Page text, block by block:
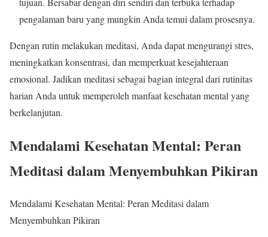
pengalaman baru yang mungkin Anda temui dalam prosesnya.
Dengan rutin melakukan meditasi, Anda dapat mengurangi stres,
meningkatkan konsentrasi, dan memperkuat kesejahteraan
emosional. Jadikan meditasi sebagai bagian integral dari rutinitas
harian Anda untuk memperoleh manfaat kesehatan mental yang
berkelanjutan.
Mendalami Kesehatan Mental: Peran
Meditasi dalam Menyembuhkan Pikiran
Mendalami Kesehatan Mental: Peran Meditasi dalam
Menyembuhkan Pikiran